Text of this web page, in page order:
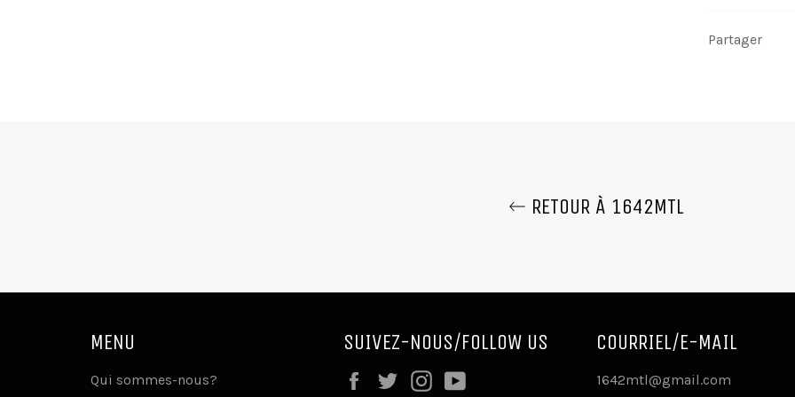
Partager
RETOUR À 1642MTL
MENU
Qui sommes-nous?
SUIVEZ-NOUS/FOLLOW US
Facebook
TwitterInstagram
COURRIEL/E-MAIL
1642mtl@gmail.com